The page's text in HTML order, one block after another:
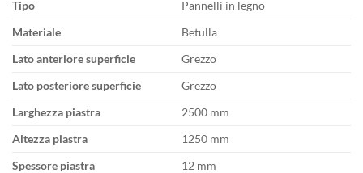
Tipo
Pannelli in legno
Materiale
Betulla
Lato anteriore superficie
Grezzo
Lato posteriore superficie
Grezzo
Larghezza piastra
2500 mm
Altezza piastra
1250 mm
Spessore piastra
12 mm